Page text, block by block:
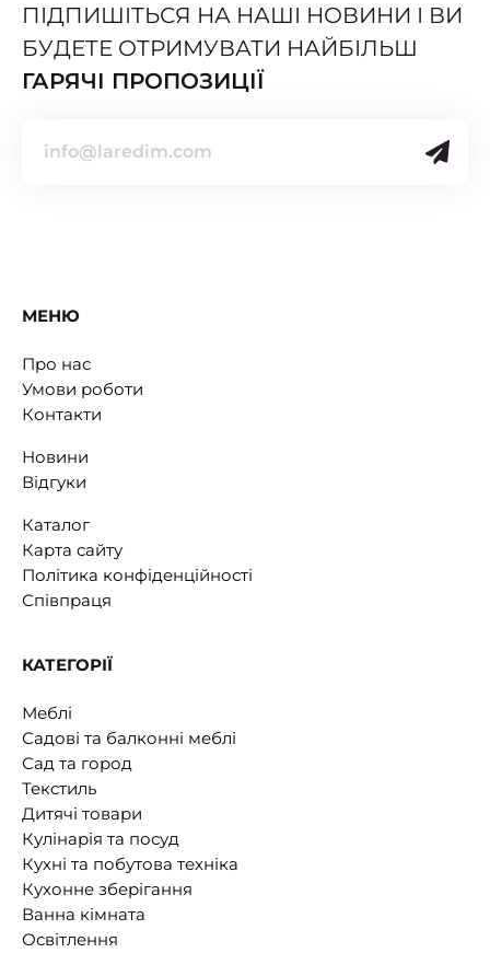
ПІДПИШІТЬСЯ НА НАШІ НОВИНИ І ВИ
БУДЕТЕ ОТРИМУВАТИ НАЙБІЛЬШ
ГАРЯЧІ ПРОПОЗИЦІЇ
МЕНЮ
Про нас
Умови роботи
Контакти
Новини
Відгуки
Каталог
Карта сайту
Політика конфіденційності
Співпраця
КАТЕГОРІЇ
Меблі
Садові та балконні меблі
Сад та город
Текстиль
Дитячі товари
Кулінарія та посуд
Кухні та побутова техніка
Кухонне зберігання
Ванна кімната
Освітлення